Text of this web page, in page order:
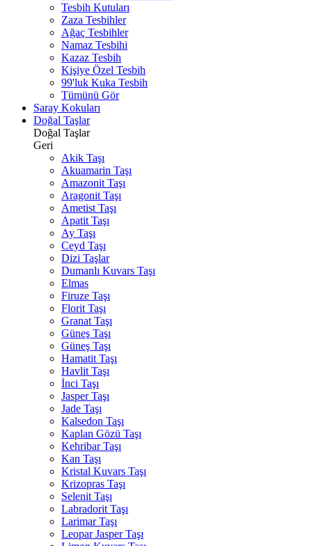
Tesbih Kutuları
Zaza Tesbihler
Ağaç Tesbihler
Namaz Tesbihi
Kazaz Tesbih
Kişiye Özel Tesbih
99'luk Kuka Tesbih
Tümünü Gör
Saray Kokuları
Doğal Taşlar
Doğal Taşlar
Geri
Akik Taşı
Akuamarin Taşı
Amazonit Taşı
Aragonit Taşı
Ametist Taşı
Apatit Taşı
Ay Taşı
Ceyd Taşı
Dizi Taşlar
Dumanlı Kuvars Taşı
Elmas
Firuze Taşı
Florit Taşı
Granat Taşı
Güneş Taşı
Güneş Taşı
Hamatit Taşı
Havlit Taşı
İnci Taşı
Jasper Taşı
Jade Taşı
Kalsedon Taşı
Kaplan Gözü Taşı
Kehribar Taşı
Kan Taşı
Kristal Kuvars Taşı
Krizopras Taşı
Selenit Taşı
Labradorit Taşı
Larimar Taşı
Leopar Jasper Taşı